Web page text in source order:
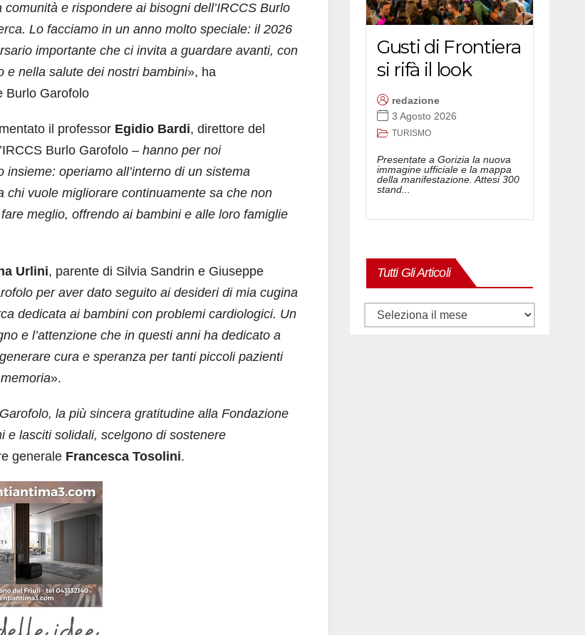
e rispondere ai bisogni dell’IRCCS Burlo
Lo facciamo in un anno molto speciale: il 2026
importante che ci invita a guardare avanti, con
e nella salute dei nostri bambini», ha
Burlo Garofolo
il professor Egidio Bardi, direttore del
Burlo Garofolo – hanno per noi
operiamo all’interno di un sistema
vuole migliorare continuamente sa che non
meglio, offrendo ai bambini e alle loro famiglie
Urlini, parente di Silvia Sandrin e Giuseppe
per aver dato seguito ai desideri di mia cugina
dedicata ai bambini con problemi cardiologici. Un
e l’attenzione che in questi anni ha dedicato a
cura e speranza per tanti piccoli pazienti
».
la più sincera gratitudine alla Fondazione
e lasciti solidali, scelgono di sostenere
generale Francesca Tosolini.
Gusti di Frontiera
si rifà il look
redazione
3 Agosto 2026
TURISMO
Presentate a Gorizia la nuova
immagine ufficiale e la mappa
della manifestazione. Attesi 300
stand...
Tutti Gli Articoli
Tutti